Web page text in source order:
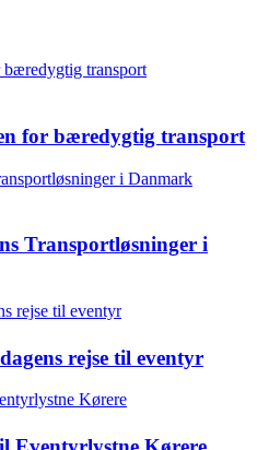
for bæredygtig transport
Transportløsninger i
rejse til eventyr